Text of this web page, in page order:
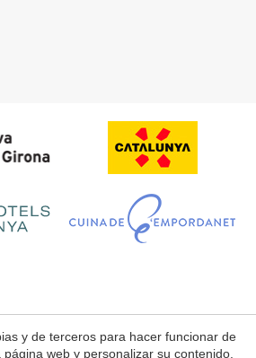
Aviso Legal
y de terceros para hacer funcionar de
web y personalizar su contenido.